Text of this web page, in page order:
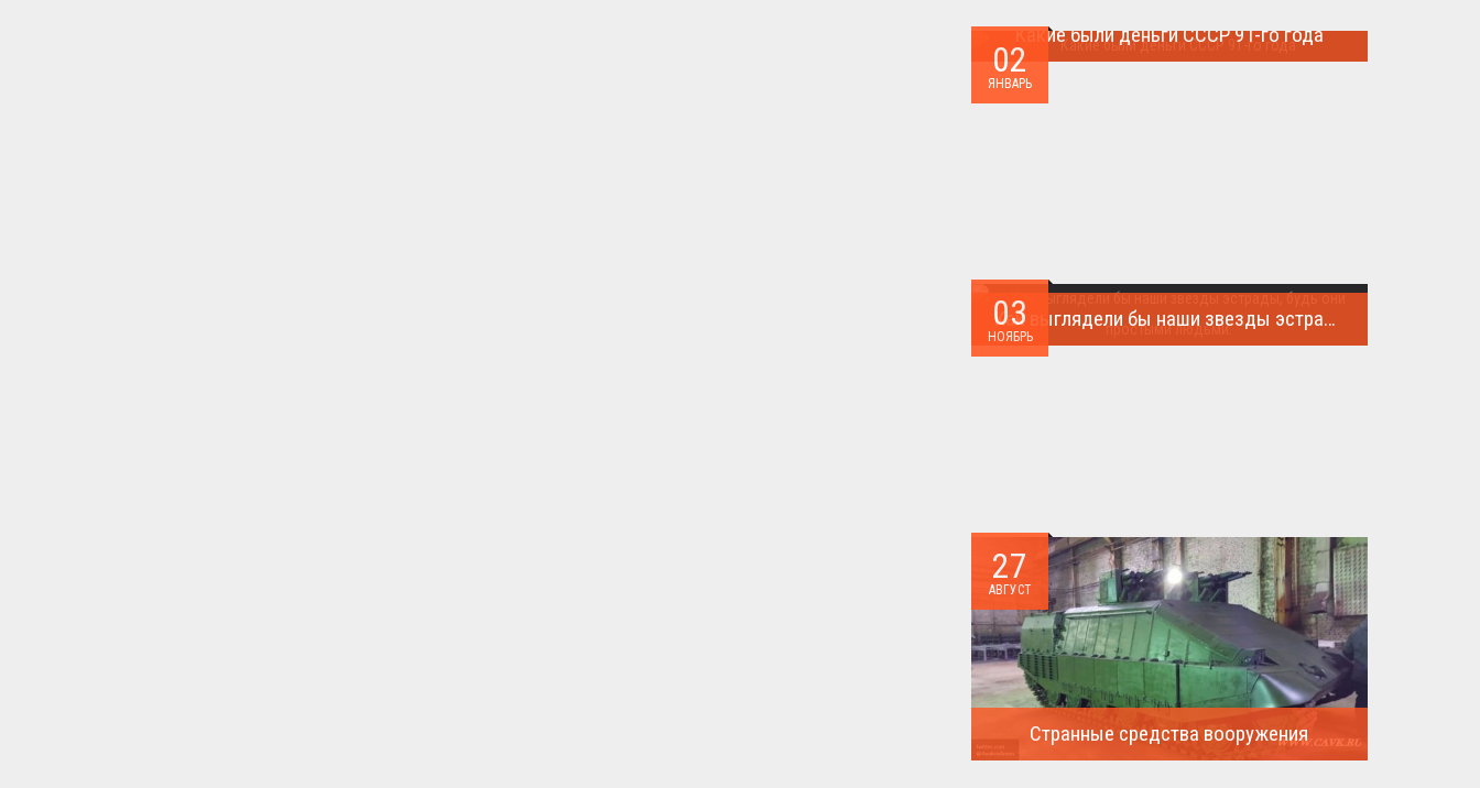
02
ЯНВАРЬ
Какие были деньги СССР 91-го года
03
НОЯБРЬ
Как выглядели бы наши звезды эстрады, будь они простыми людьми.
Такого поворота событий не ожидал никто!...
27
АВГУСТ
Странные средства вооружения